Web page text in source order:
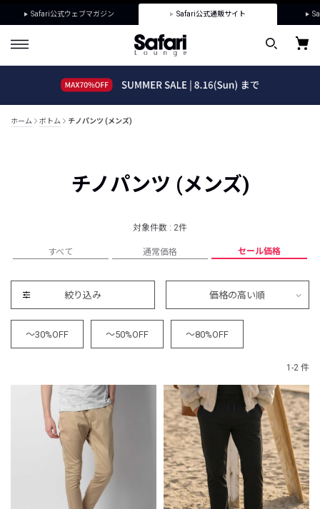
Safari公式ウェブマガジン Safari公式通販サイト
ホーム ボトム チノパンツ (メンズ)
チノパンツ (メンズ)
対象件数 : 2件
すべて 通常価格 セール価格
絞り込み 価格の高い順
～30%OFF ～50%OFF ～80%OFF
1-2 件